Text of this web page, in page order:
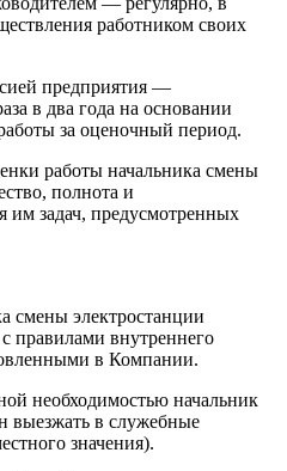
работником своих
предприятия —
в два года на основании
за оценочный период.
работы начальника смены
полнота и
им задач, предусмотренных
смены электростанции
с правилами внутреннего
в Компании.
необходимостью начальник
выезжать в служебные
значения).